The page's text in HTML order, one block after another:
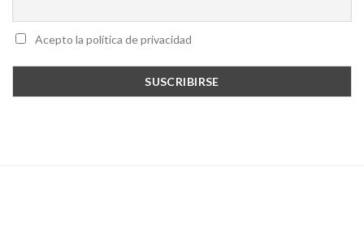
Acepto la política de privacidad